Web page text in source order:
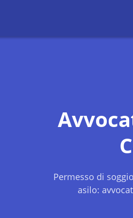
Permesso di
asilo: